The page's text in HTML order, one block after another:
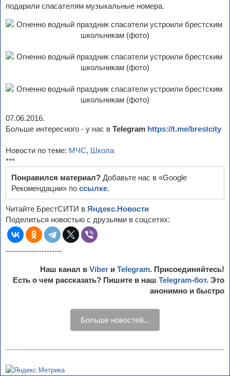
подарили спасателям музыкальные номера.
07.06.2016.
Больше интересного - у нас в Telegram https://t.me/brestcity
Новости по теме: МЧС, Школа
***
Понравился материал? Добавьте нас в «Google
Рекомендации» по ссылке.
Читайте БрестСИТИ в Яндекс.Новости
Поделиться новостью с друзьями в соцсетях:
----------------------
Наш канал в Viber и Telegram. Присоединяйтесь!
Есть о чем рассказать? Пишите в наш Telegram-бот. Это
анонимно и быстро
Больше новостей...